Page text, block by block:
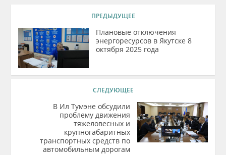
ПРЕДЫДУЩЕЕ
Плановые отключения
энергоресурсов в Якутске 8
октября 2025 года
СЛЕДУЮЩЕЕ
В Ил Тумэне обсудили
проблему движения
тяжеловесных и
крупногабаритных
транспортных средств по
автомобильным дорогам